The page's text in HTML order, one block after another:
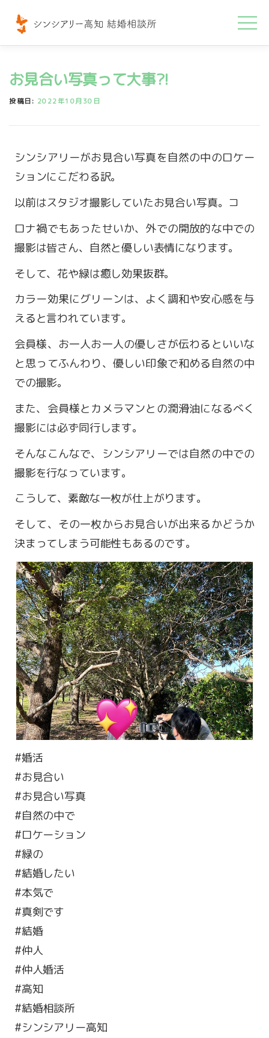
テ
へ
営業時間 9:00～18:00
定休日 火・水曜日
お問い合わせ
お見合い写真って大事⁈
投稿日: 2022年10月30日
シンシアリーがお見合い写真を自然の中のロケー
ションにこだわる訳。
以前はスタジオ撮影していたお見合い写真。コ
ロナ禍でもあったせいか、外での開放的な中での
撮影は皆さん、自然と優しい表情になります。
そして、花や緑は癒し効果抜群。
カラー効果にグリーンは、よく調和や安心感を与
えると言われています。
会員様、お一人お一人の優しさが伝わるといいな
と思ってふんわり、優しい印象で和める自然の中
での撮影。
また、会員様とカメラマンとの潤滑油になるべく
撮影には必ず同行します。
そんなこんなで、シンシアリーでは自然の中での
撮影を行なっています。
こうして、素敵な一枚が仕上がります。
そして、その一枚からお見合いが出来るかどうか
決まってしまう可能性もあるのです。
#婚活
#お見合い
#お見合い写真
#自然の中で
#ロケーション
#緑の
#結婚したい
#本気で
#真剣です
#結婚
#仲人
#仲人婚活
#高知
#結婚相談所
#シンシアリー高知